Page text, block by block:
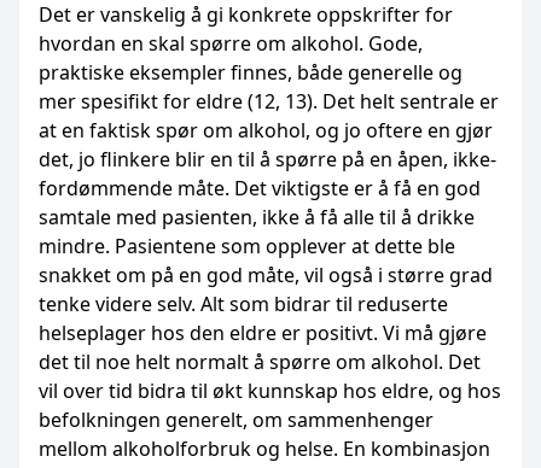
Det er vanskelig å gi konkrete oppskrifter for
hvordan en skal spørre om alkohol. Gode,
praktiske eksempler finnes, både generelle og
mer spesifikt for eldre (12, 13). Det helt sentrale er
at en faktisk spør om alkohol, og jo oftere en gjør
det, jo flinkere blir en til å spørre på en åpen, ikke-
fordømmende måte. Det viktigste er å få en god
samtale med pasienten, ikke å få alle til å drikke
mindre. Pasientene som opplever at dette ble
snakket om på en god måte, vil også i større grad
tenke videre selv. Alt som bidrar til reduserte
helseplager hos den eldre er positivt. Vi må gjøre
det til noe helt normalt å spørre om alkohol. Det
vil over tid bidra til økt kunnskap hos eldre, og hos
befolkningen generelt, om sammenhenger
mellom alkoholforbruk og helse. En kombinasjon